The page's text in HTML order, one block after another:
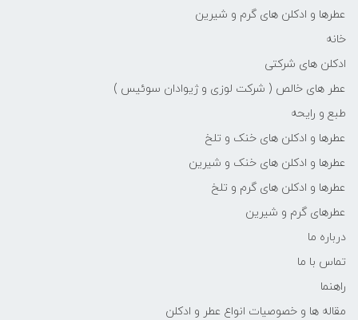
عطرها و ادکلن های گرم و شیرین
خانه
ادکلن های شرکتی
عطر های خالص ( شرکت لوزی و ژیوادان سوئیس )
طبع و رایحه
عطرها و ادکلن های خنک و تلخ
عطرها و ادکلن های خنک و شیرین
عطرها و ادکلن های گرم و تلخ
عطرهای گرم و شیرین
درباره ما
تماس با ما
راهنما
مقاله ها و خصوصیات انواع عطر و ادکلن